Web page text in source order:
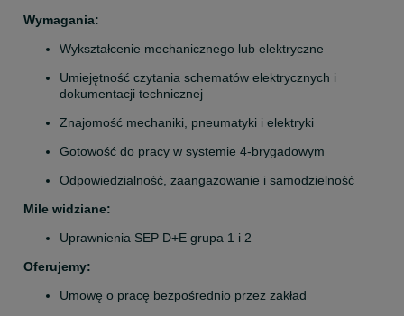
Wymagania:
Wykształcenie mechanicznego lub elektryczne
Umiejętność czytania schematów elektrycznych i
dokumentacji technicznej
Znajomość mechaniki, pneumatyki i elektryki
Gotowość do pracy w systemie 4-brygadowym
Odpowiedzialność, zaangażowanie i samodzielność
Mile widziane:
Uprawnienia SEP D+E grupa 1 i 2
Oferujemy:
Umowę o pracę bezpośrednio przez zakład